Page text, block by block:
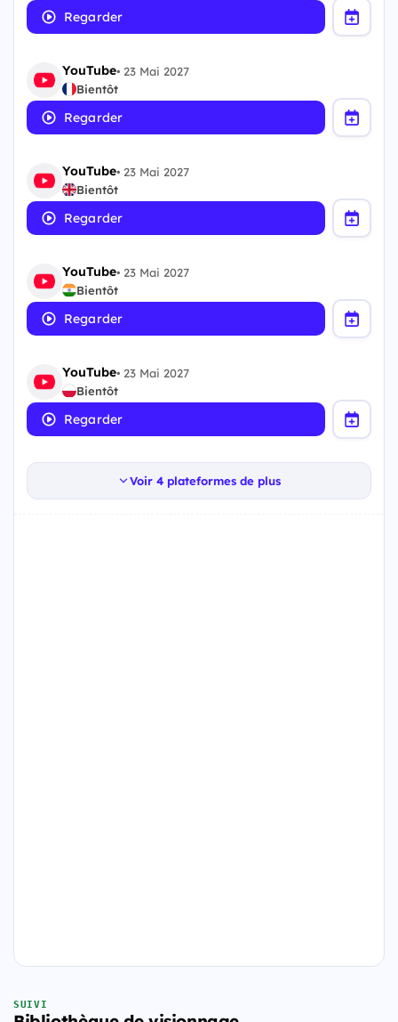
Regarder
YouTube• 23 Mai 2027
Bientôt
Regarder
YouTube• 23 Mai 2027
Bientôt
Regarder
YouTube• 23 Mai 2027
Bientôt
Regarder
YouTube• 23 Mai 2027
Bientôt
Regarder
Voir 4 plateformes de plus
SUIVI